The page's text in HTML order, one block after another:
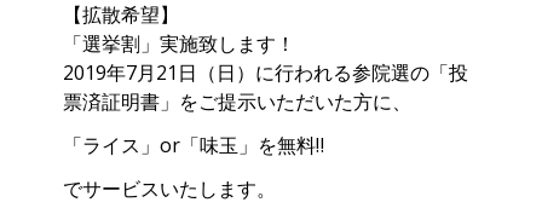
【拡散希望】
「選挙割」実施致します！
2019年7月21日（日）に行われる参院選の「投
票済証明書」をご提示いただいた方に、
「ライス」or「味玉」を無料‼️
でサービスいたします。